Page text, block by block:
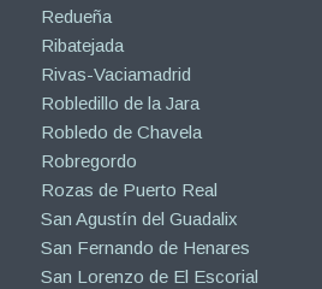
Redueña
Ribatejada
Rivas-Vaciamadrid
Robledillo de la Jara
Robledo de Chavela
Robregordo
Rozas de Puerto Real
San Agustín del Guadalix
San Fernando de Henares
San Lorenzo de El Escorial